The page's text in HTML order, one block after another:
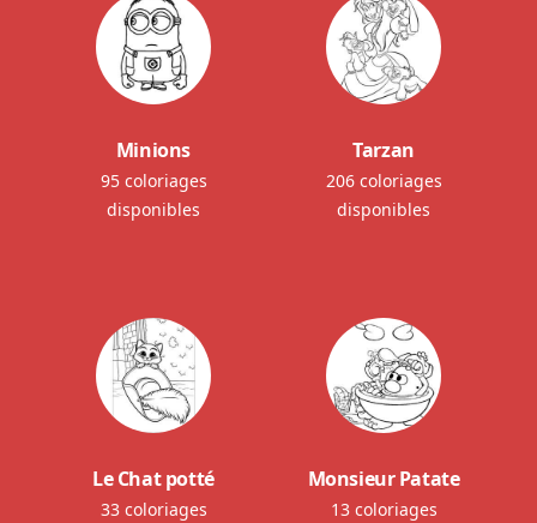
Minions
95 coloriages
disponibles
Tarzan
206 coloriages
disponibles
Le Chat potté
33 coloriages
Monsieur Patate
13 coloriages